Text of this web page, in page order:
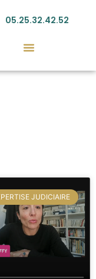
05.25.32.42.52
JUDICIAIRE